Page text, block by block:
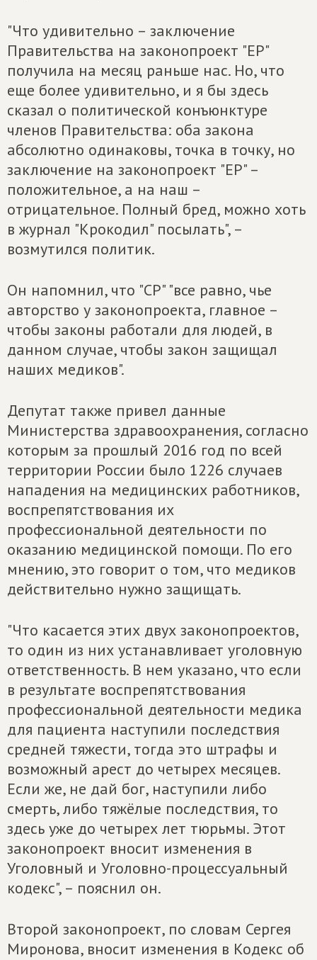
"Что удивительно – заключение
Правительства на законопроект "ЕР"
получила на месяц раньше нас. Но, что
еще более удивительно, и я бы здесь
сказал о политической конъюнктуре
членов Правительства: оба закона
абсолютно одинаковы, точка в точку, но
заключение на законопроект "ЕР" –
положительное, а на наш –
отрицательное. Полный бред, можно хоть
в журнал "Крокодил" посылать", –
возмутился политик.
Он напомнил, что "СР" "все равно, чье
авторство у законопроекта, главное –
чтобы законы работали для людей, в
данном случае, чтобы закон защищал
наших медиков".
Депутат также привел данные
Министерства здравоохранения, согласно
которым за прошлый 2016 год по всей
территории России было 1226 случаев
нападения на медицинских работников,
воспрепятствования их
профессиональной деятельности по
оказанию медицинской помощи. По его
мнению, это говорит о том, что медиков
действительно нужно защищать.
"Что касается этих двух законопроектов,
то один из них устанавливает уголовную
ответственность. В нем указано, что если
в результате воспрепятствования
профессиональной деятельности медика
для пациента наступили последствия
средней тяжести, тогда это штрафы и
возможный арест до четырех месяцев.
Если же, не дай бог, наступили либо
смерть, либо тяжёлые последствия, то
здесь уже до четырех лет тюрьмы. Этот
законопроект вносит изменения в
Уголовный и Уголовно-процессуальный
кодекс", – пояснил он.
Второй законопроект, по словам Сергея
Миронова, вносит изменения в Кодекс об